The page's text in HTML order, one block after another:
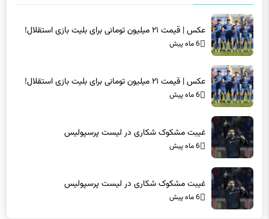
عکس | قیمت ۲۱ میلیون تومانی برای بلیت بازی استقلال!
6 ماه پیش
عکس | قیمت ۲۱ میلیون تومانی برای بلیت بازی استقلال!
6 ماه پیش
غیبت مشکوک شکاری در لیست پرسپولیس
6 ماه پیش
غیبت مشکوک شکاری در لیست پرسپولیس
6 ماه پیش